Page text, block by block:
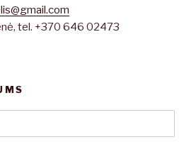
tel. +370 646 02473